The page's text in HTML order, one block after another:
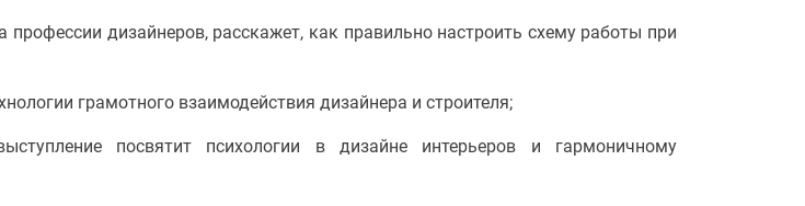
дизайнеров, расскажет, как правильно настроить схему работы при
грамотного взаимодействия дизайнера и строителя;
посвятит психологии в дизайне интерьеров и гармоничному